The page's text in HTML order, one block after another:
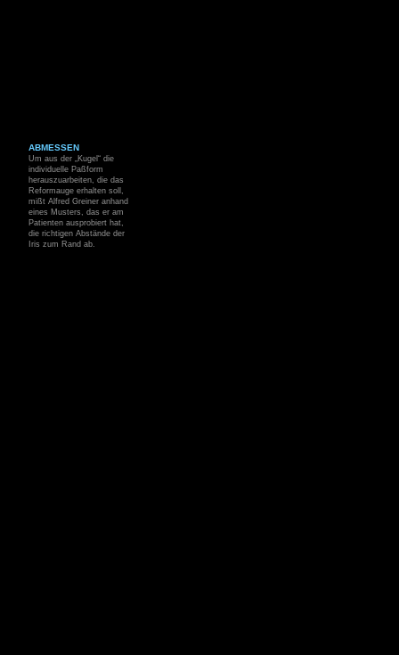
ABMESSEN
Um aus der „Kugel“ die
individuelle Paßform
herauszuarbeiten, die das
Reformauge erhalten soll,
mißt Alfred Greiner anhand
eines Musters, das er am
Patienten ausprobiert hat,
die richtigen Abstände der
Iris zum Rand ab.